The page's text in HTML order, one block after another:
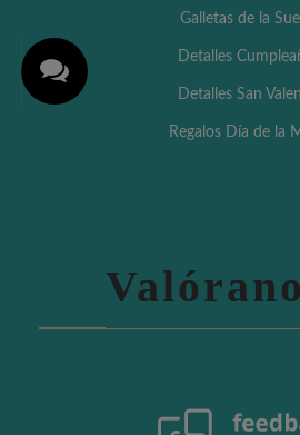
Galletas de la
Detalles
Detalles San
Regalos Día de la